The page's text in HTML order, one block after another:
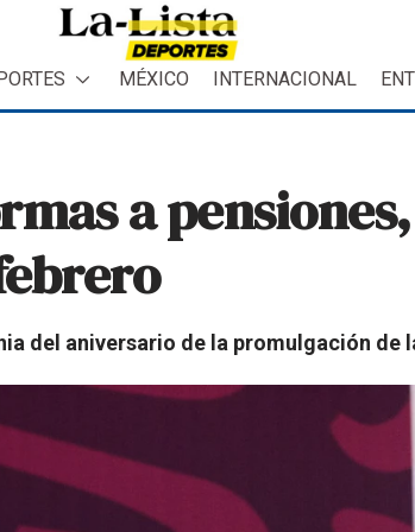
MÉXICO INTERNACIONAL
a
del aniversario de la promulgación de